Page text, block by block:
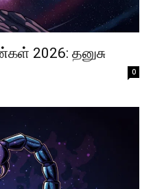
2026: தனுசு
0